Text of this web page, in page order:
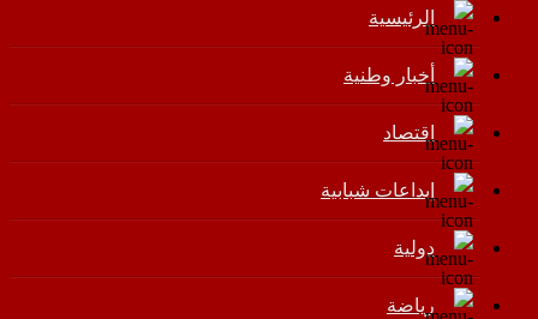
الرئيسية
أخبار وطنية
اقتصاد
إبداعات شبابية
دولية
رياضة